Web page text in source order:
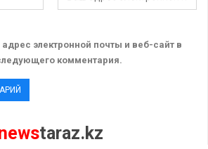
электронной почты и веб-сайт в
комментария.
taraz.kz